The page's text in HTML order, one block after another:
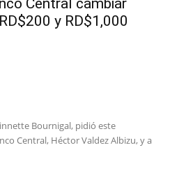
Central cambiar
y RD$1,000
Bournigal, pidió este
Central, Héctor Valdez Albizu, y a